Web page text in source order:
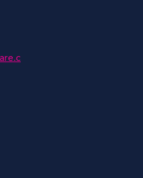
Seite Seite
Instagram-Seite
unserer YouTube-Seite